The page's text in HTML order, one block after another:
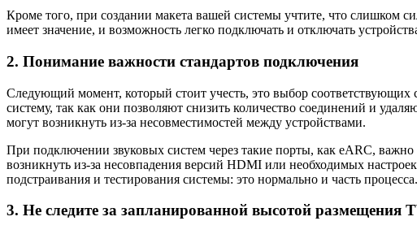
Кроме того, при создании макета вашей системы учтите, что слишком
имеет значение, и возможность легко подключать и отключать
2. Понимание важности стандартов подключения
Следующий момент, который стоит учесть, это выбор
систему, так как они позволяют снизить количество соединений и
могут возникнуть из-за несовместимостей между устройствами.
При подключении звуковых систем через такие порты, как eARC,
возникнуть из-за несовпадения версий HDMI или необходимых
подстраивания и тестирования системы: это нормально и часть процесса.
3. Не следите за запланированной высотой размещения